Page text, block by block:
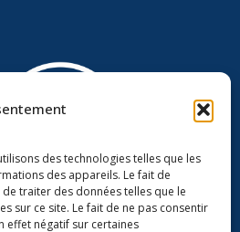
des technologies telles que les
des appareils. Le fait de
traiter des données telles que le
sur ce site. Le fait de ne pas consentir
effet négatif sur certaines